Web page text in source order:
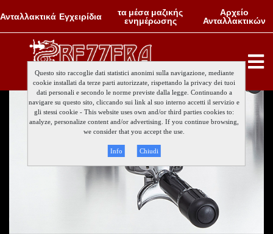
Αρχείο
Ανταλλακτικών
τα μέσα μαζικής
ενημέρωσης
Εγχειρίδια
Ανταλλακτικά
Questo sito raccoglie dati statistici anonimi sulla navigazione, mediante
cookie installati da terze parti autorizzate, rispettando la privacy dei tuoi
dati personali e secondo le norme previste dalla legge. Continuando a
navigare su questo sito, cliccando sui link al suo interno accetti il servizio e
gli stessi cookie - This website uses own and/or third parties cookies to:
analyze, personalize content and/or advertising. If you continue browsing,
we consider that you accept the use.
Info Chiudi